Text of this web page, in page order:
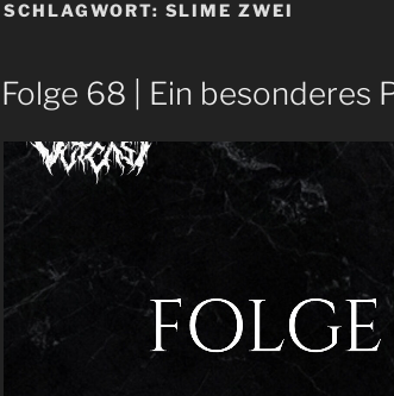
SCHLAGWORT: SLIME ZWEI
Folge 68 | Ein besonderes